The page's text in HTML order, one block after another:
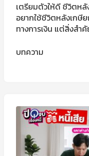
เตรียมตัวให้ดี ชีวิตห
อยากใช้ชีวิตหลังเกษี
ทางการเงิน แต่สิ่งส
ยิ่งมีโอกาสใช้ชีวิตหลั
บทความ